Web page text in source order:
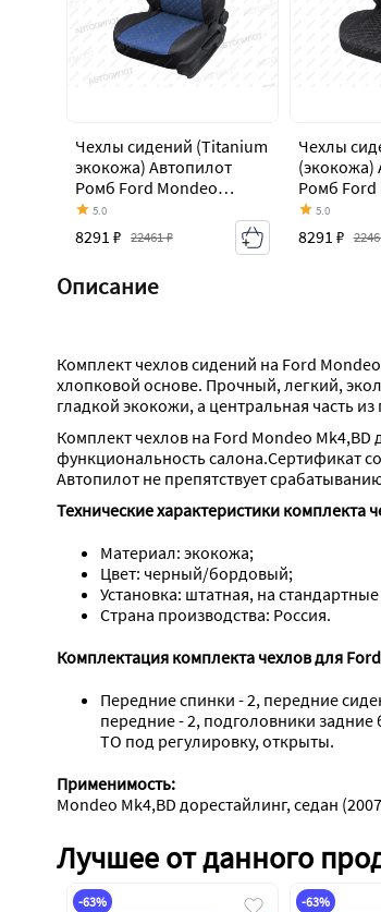
Чехлы сидений (Titanium
экокожа) Автопилот
Ромб Ford Mondeo
Mk4,BD дорестайлинг,
седан (2007-2010)
5.0
8291 ₽ 22461 ₽
Чехлы
(экокожа)
Ромб Ford
Mk4,BD
седан
5.0
8291 ₽
Описание
Комплект чехлов сидений на Ford
хлопковой основе. Прочный, легкий,
гладкой экокожи, а центральная часть
Комплект чехлов на Ford Mondeo Mk4,BD
функциональность салона.Сертификат
Автопилот не препятствует
Технические характеристики комплекта
Материал: экокожа;
Цвет: черный/бордовый;
Установка: штатная, на
Страна производства: Россия.
Комплектация комплекта чехлов для
Передние спинки - 2, передние
передние - 2, подголовники
ТО под регулировку, открыты.
Применимость:
Mondeo Mk4,BD дорестайлинг, седан
Лучшее от данного
-63%
-63%